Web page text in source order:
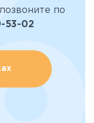
по
53-02